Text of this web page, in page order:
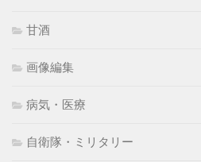
甘酒
画像編集
病気・医療
自衛隊・ミリタリー